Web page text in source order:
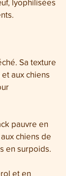
lyophilisées
Sa texture
aux chiens
pauvre en
chiens de
en surpoids.
et en